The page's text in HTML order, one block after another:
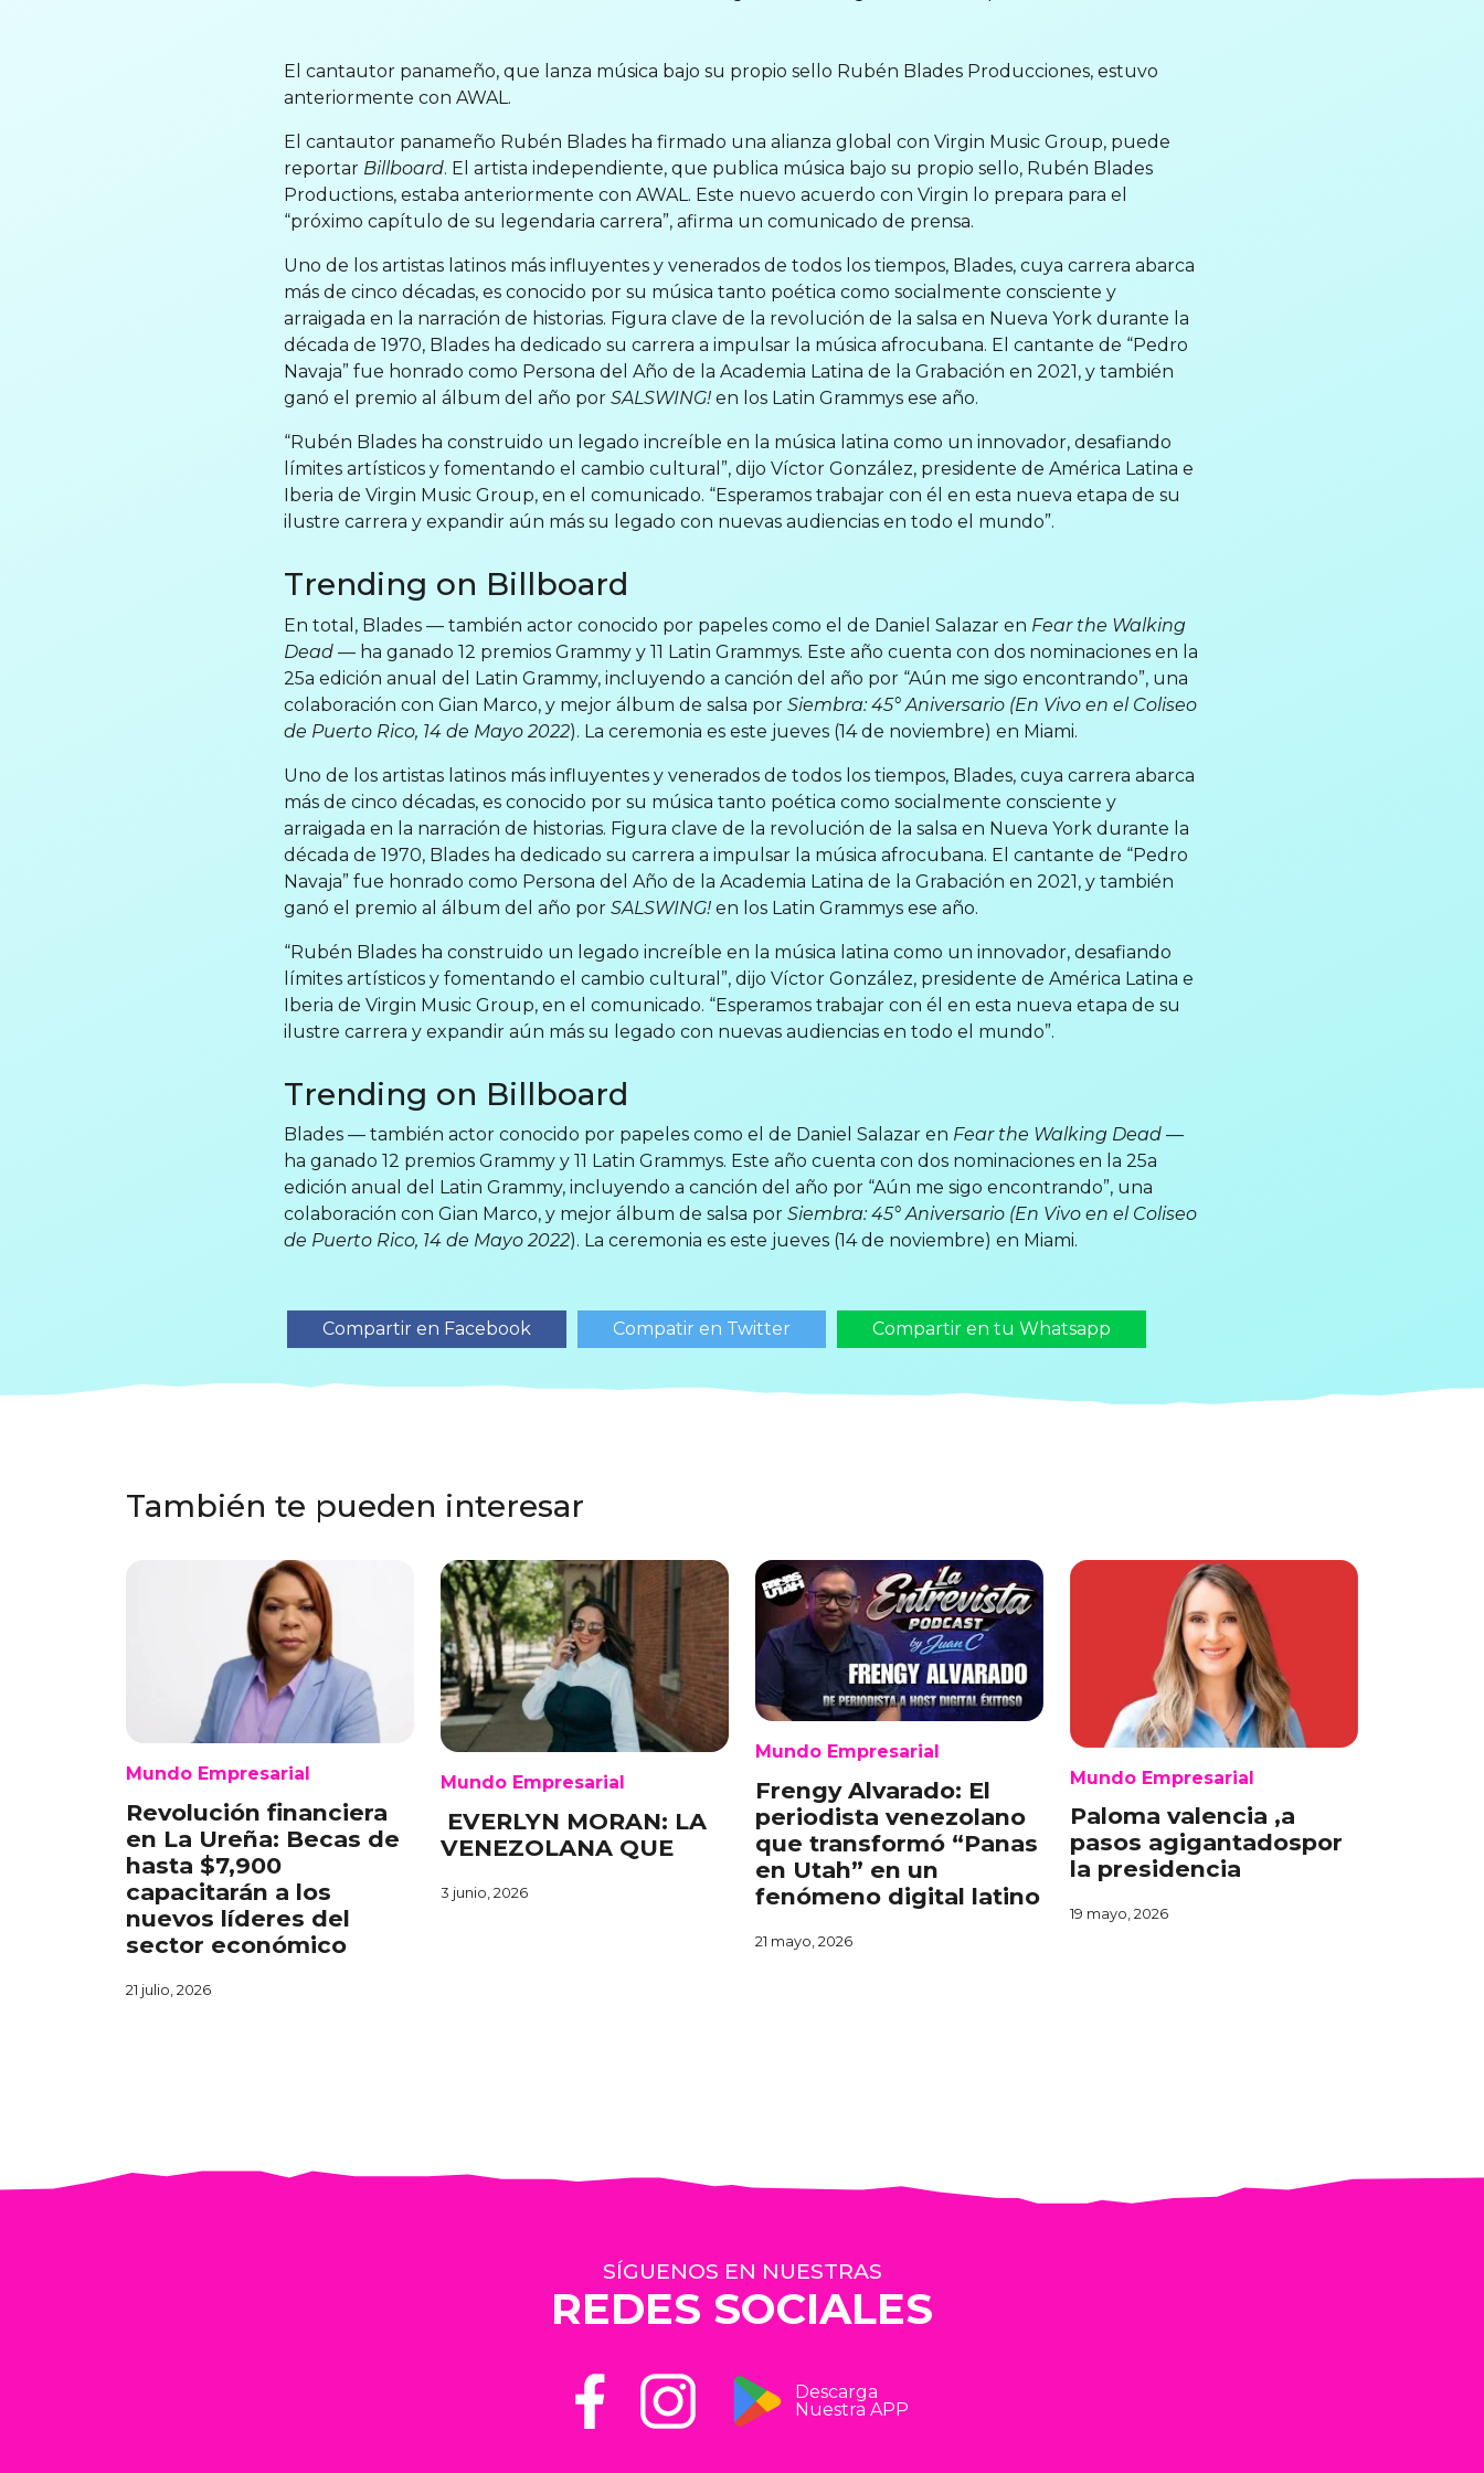
El cantautor panameño, que lanza música bajo su propio sello Rubén Blades Producciones, estuvo
anteriormente con AWAL.
El cantautor panameño Rubén Blades ha firmado una alianza global con Virgin Music Group, puede
reportar Billboard. El artista independiente, que publica música bajo su propio sello, Rubén Blades
Productions, estaba anteriormente con AWAL. Este nuevo acuerdo con Virgin lo prepara para el
“próximo capítulo de su legendaria carrera”, afirma un comunicado de prensa.
Uno de los artistas latinos más influyentes y venerados de todos los tiempos, Blades, cuya carrera abarca
más de cinco décadas, es conocido por su música tanto poética como socialmente consciente y
arraigada en la narración de historias. Figura clave de la revolución de la salsa en Nueva York durante la
década de 1970, Blades ha dedicado su carrera a impulsar la música afrocubana. El cantante de “Pedro
Navaja” fue honrado como Persona del Año de la Academia Latina de la Grabación en 2021, y también
ganó el premio al álbum del año por SALSWING!en los Latin Grammys ese año.
“Rubén Blades ha construido un legado increíble en la música latina como un innovador, desafiando
límites artísticos y fomentando el cambio cultural”, dijo Víctor González, presidente de América Latina e
Iberia de Virgin Music Group, en el comunicado. “Esperamos trabajar con él en esta nueva etapa de su
ilustre carrera y expandir aún más su legado con nuevas audiencias en todo el mundo”.
Trending on Billboard
En total, Blades — también actor conocido por papeles como el de Daniel Salazar en Fear the Walking
Dead— ha ganado 12 premios Grammy y 11 Latin Grammys. Este año cuenta con dos nominaciones en la
25a edición anual del Latin Grammy, incluyendo a canción del año por “Aún me sigo encontrando”, una
colaboración con Gian Marco, y mejor álbum de salsa por Siembra: 45° Aniversario (En Vivo en el Coliseo
de Puerto Rico, 14 de Mayo 2022). La ceremonia es este jueves (14 de noviembre) en Miami.
Uno de los artistas latinos más influyentes y venerados de todos los tiempos, Blades, cuya carrera abarca
más de cinco décadas, es conocido por su música tanto poética como socialmente consciente y
arraigada en la narración de historias. Figura clave de la revolución de la salsa en Nueva York durante la
década de 1970, Blades ha dedicado su carrera a impulsar la música afrocubana. El cantante de “Pedro
Navaja” fue honrado como Persona del Año de la Academia Latina de la Grabación en 2021, y también
ganó el premio al álbum del año por SALSWING!en los Latin Grammys ese año.
“Rubén Blades ha construido un legado increíble en la música latina como un innovador, desafiando
límites artísticos y fomentando el cambio cultural”, dijo Víctor González, presidente de América Latina e
Iberia de Virgin Music Group, en el comunicado. “Esperamos trabajar con él en esta nueva etapa de su
ilustre carrera y expandir aún más su legado con nuevas audiencias en todo el mundo”.
Trending on Billboard
Blades — también actor conocido por papeles como el de Daniel Salazar en Fear the Walking Dead—
ha ganado 12 premios Grammy y 11 Latin Grammys. Este año cuenta con dos nominaciones en la 25a
edición anual del Latin Grammy, incluyendo a canción del año por “Aún me sigo encontrando”, una
colaboración con Gian Marco, y mejor álbum de salsa por Siembra: 45° Aniversario (En Vivo en el Coliseo
de Puerto Rico, 14 de Mayo 2022). La ceremonia es este jueves (14 de noviembre) en Miami.
Compartir en Facebook Compatir en Twitter Compartir en tu Whatsapp
También te pueden interesar
Mundo Empresarial
Revolución financiera
en La Ureña: Becas de
hasta $7,900
capacitarán a los
nuevos líderes del
sector económico
21 julio, 2026
Mundo Empresarial
EVERLYN MORAN: LA
VENEZOLANA QUE
3 junio, 2026
Mundo Empresarial
Frengy Alvarado: El
periodista venezolano
que transformó “Panas
en Utah” en un
fenómeno digital latino
21 mayo, 2026
Mundo Empresarial
Paloma valencia ,a
pasos agigantadospor
la presidencia
19 mayo, 2026
SÍGUENOS EN NUESTRAS
REDES SOCIALES
Descarga
Nuestra APP